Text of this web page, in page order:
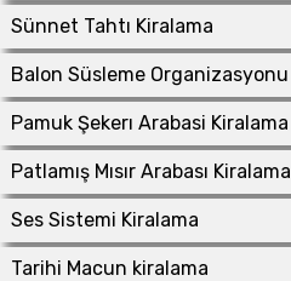
Sünnet Tahtı Kiralama
Balon Süsleme Organizasyonu
Pamuk Şekerı Arabasi Kiralama
Patlamış Mısır Arabası Kiralama
Ses Sistemi Kiralama
Tarihi Macun kiralama